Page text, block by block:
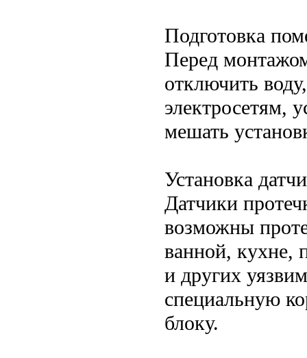
Подготовка
Перед
отключить
электросетям,
мешать
Установка
Датчики
возможны
ванной, кухне,
и других
специальную
блоку.